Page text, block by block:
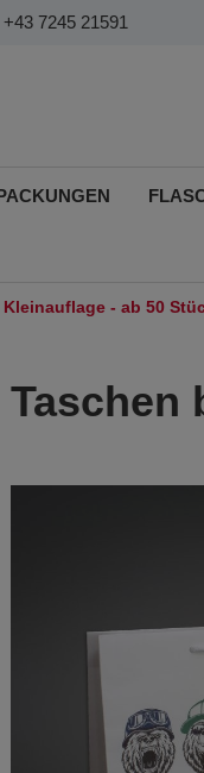
+43 7245 21591
- ab 50
Taschen